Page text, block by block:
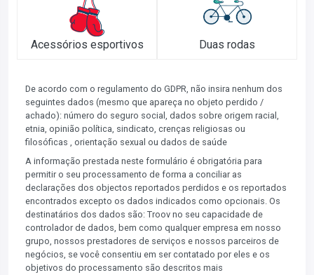
Acessórios esportivos Duas rodas
De acordo com o regulamento do GDPR, não insira nenhum dos
seguintes dados (mesmo que apareça no objeto perdido /
achado): número do seguro social, dados sobre origem racial,
etnia, opinião política, sindicato, crenças religiosas ou
filosóficas , orientação sexual ou dados de saúde
A informação prestada neste formulário é obrigatória para
permitir o seu processamento de forma a conciliar as
declarações dos objectos reportados perdidos e os reportados
encontrados excepto os dados indicados como opcionais. Os
destinatários dos dados são: Troov no seu capacidade de
controlador de dados, bem como qualquer empresa em nosso
grupo, nossos prestadores de serviços e nossos parceiros de
negócios, se você consentiu em ser contatado por eles e os
objetivos do processamento são descritos mais